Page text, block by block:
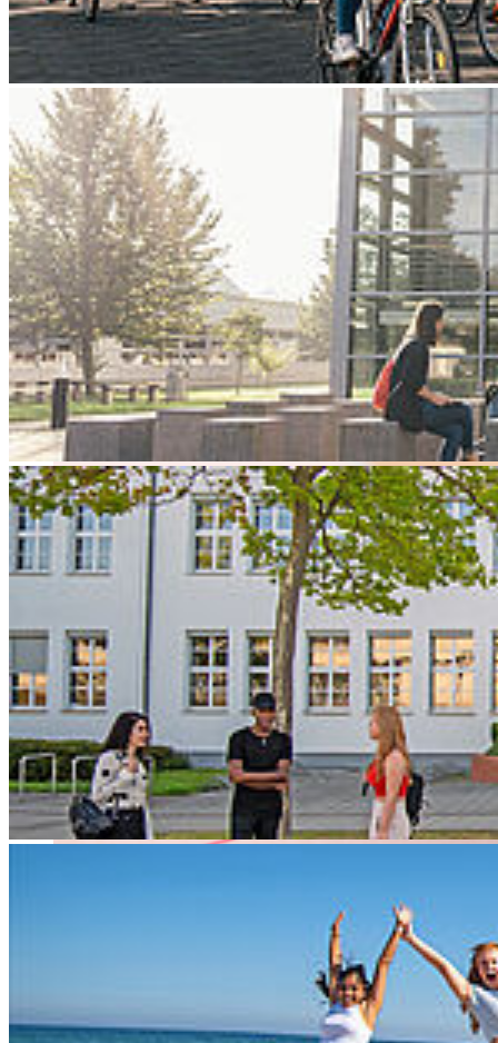
Zurück
Studierende wählen ihre Vertreter*innen
31.03.2026
Am 27. Mai finden die Wahlen für die studentischen Mitglieder im
erweiterten Senat und Senat, in den Fakultätsräten sowie für das
Studierendenparlament (StuPa) und die Fachschaftsräte statt
An der Hochschule Stralsund stehen die turnusmäßigen Wahlen der
studentischen Vertreter*innen in der akademischen und
studentischen Selbstverwaltung an. Die aktuelle Wahlperiode neigt
sich dem Ende zu, sodass gemäß Landeshochschulgesetz
Mecklenburg-Vorpommern und hochschulinterner Wahlordnung
Neuwahlen durchgeführt werden.